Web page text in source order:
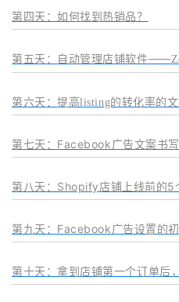
第四天：如何找到热销品？
第五天 ：自动管理店铺软件——
第六天 ：提高listing的转化率的
第七天 ：Facebook广告文案书
第八天 ：Shopify店铺上线前的5
第九天：Facebook广告设置的
第十天：拿到店铺第一个订单后